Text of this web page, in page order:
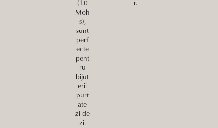
(10
Moh
s),
sunt
perf
ecte
pent
ru
bijut
erii
purt
ate
zi de
zi.
r.